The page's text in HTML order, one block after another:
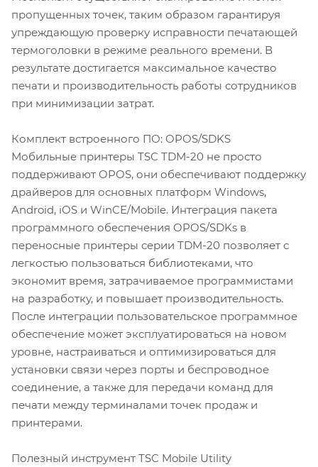
пропущенных точек, таким образом гарантируя
упреждающую проверку исправности печатающей
термоголовки в режиме реального времени. В
результате достигается максимальное качество
печати и производительность работы сотрудников
при минимизации затрат.
Комплект встроенного ПО: OPOS/SDKS
Мобильные принтеры TSC TDM-20 не просто
поддерживают OPOS, они обеспечивают поддержку
драйверов для основных платформ Windows,
Android, iOS и WinCE/Mobile. Интеграция пакета
программного обеспечения OPOS/SDKs в
переносные принтеры серии TDM-20 позволяет с
легкостью пользоваться библиотеками, что
экономит время, затрачиваемое программистами
на разработку, и повышает производительность.
После интеграции пользовательское программное
обеспечение может эксплуатироваться на новом
уровне, настраиваться и оптимизироваться для
установки связи через порты и беспроводное
соединение, а также для передачи команд для
печати между терминалами точек продаж и
принтерами.
Полезный инструмент TSC Mobile Utility